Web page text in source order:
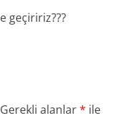
geçiririz???
Gerekli alanlar* ile